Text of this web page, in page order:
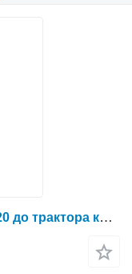
Шестерня КПП John Deere R217720 до трактора колісного John Deere